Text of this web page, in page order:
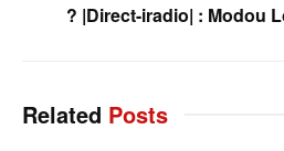
? |Direct-iradio| : Modou
Related Posts